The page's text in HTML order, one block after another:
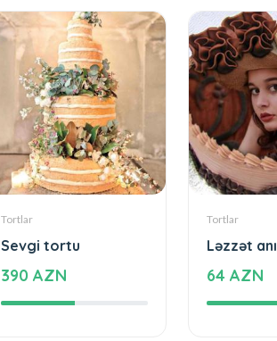
Tortlar
Sevgi tortu
390 AZN
Tortlar
Ləzzət anı
64 AZN